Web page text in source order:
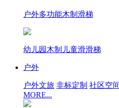
户外多功能木制滑梯
幼儿园木制儿童滑滑梯
户外
户外文旅 非标定制 社区空间
MORE...